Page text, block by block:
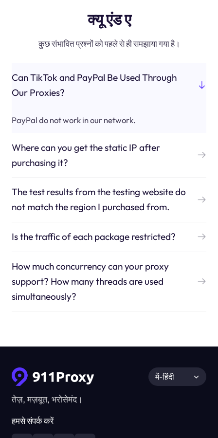
क्यू एंड ए
कुछ संभावित प्रश्नों को पहले से ही समझाया गया है।
Can TikTok and PayPal Be Used Through
Our Proxies?
PayPal do not work in our network.
Where can you get the static IP after
purchasing it?
The test results from the testing website do
not match the region I purchased from.
Is the traffic of each package restricted?
How much concurrency can your proxy
support? How many threads are used
simultaneously?
तेज़, मज़बूत, भरोसेमंद।
हमसे संपर्क करें
में-हिंदी